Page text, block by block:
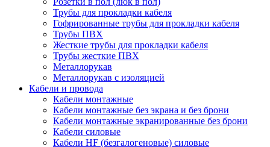
Трубы для прокладки кабеля
Гофрированные трубы для прокладки кабеля
Трубы ПВХ
Жесткие трубы для прокладки кабеля
Трубы жесткие ПВХ
Металлорукав
Металлорукав с изоляцией
Кабели и провода
Кабели монтажные
Кабели монтажные без экрана и без брони
Кабели монтажные экранированные без брони
Кабели силовые
Кабели HF (безгалогеновые) силовые